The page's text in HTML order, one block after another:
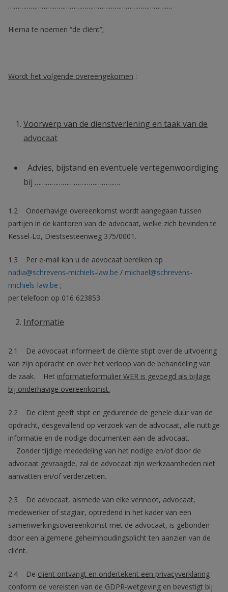
…………………………………………………………………………….
Hierna te noemen “de cliënt”;
Wordt het volgende overeengekomen :
Voorwerp van de dienstverlening en taak van de
advocaat
Advies, bijstand en eventuele vertegenwoordiging
bij ……………………………………….
1.2 Onderhavige overeenkomst wordt aangegaan tussen
partijen in de kantoren van de advocaat, welke zich bevinden te
Kessel-Lo, Diestsesteenweg 375/0001.
1.3 Per e-mail kan u de advocaat bereiken op
nadia@schrevens-michiels-law.be / michael@schrevens-
michiels-law.be ;
per telefoon op 016 623853.
Informatie
2.1 De advocaat informeert de cliënte stipt over de uitvoering
van zijn opdracht en over het verloop van de behandeling van
de zaak. Het informatieformulier WER is gevoegd als bijlage
bij onderhavige overeenkomst.
2.2 De cliënt geeft stipt en gedurende de gehele duur van de
opdracht, desgevallend op verzoek van de advocaat, alle nuttige
informatie en de nodige documenten aan de advocaat.
Zonder tijdige mededeling van het nodige en/of door de
advocaat gevraagde, zal de advocaat zijn werkzaamheden niet
aanvatten en/of verderzetten.
2.3 De advocaat, alsmede van elke vennoot, advocaat,
medewerker of stagiair, optredend in het kader van een
samenwerkingsovereenkomst met de advocaat, is gebonden
door een algemene geheimhoudingsplicht ten aanzien van de
cliënt.
2.4 De cliënt ontvangt en ondertekent een privacyverklaring
conform de vereisten van de GDPR-wetgeving en bevestigt bij